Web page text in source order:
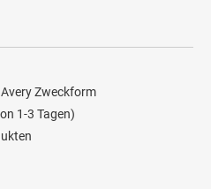
Zweckform
1-3 Tagen)